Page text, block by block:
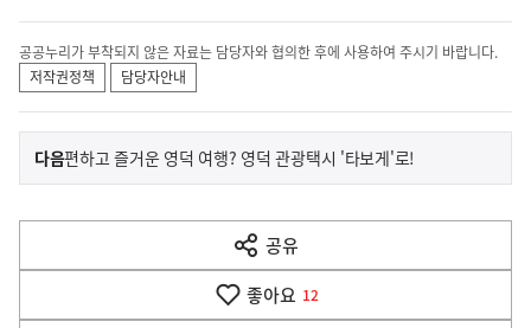
공공누리가 부착되지 않은 자료는 담당자와 협의한 후에 사용하여 주시기 바랍니다.
저작권정책
담당자안내
이
전
다
음
다음기
사
편하고 즐거운 영덕 여행? 영덕 관광택시 '타보게'로!
공유
열
기
좋아요 12